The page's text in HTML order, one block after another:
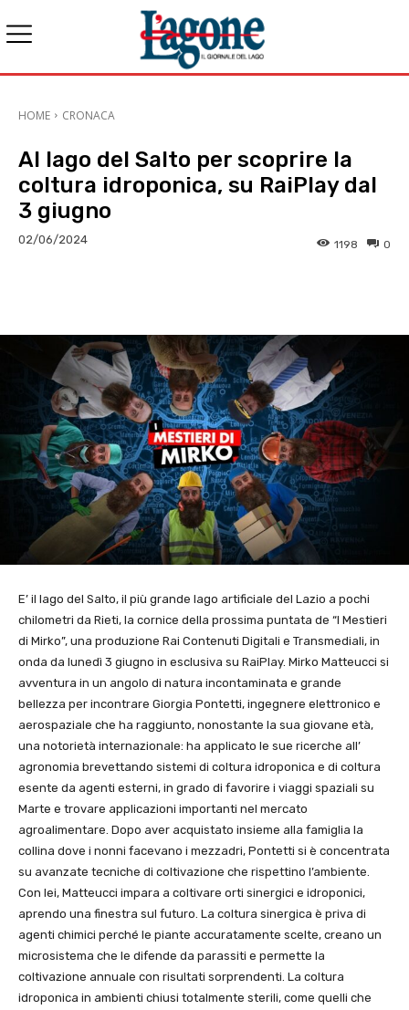
HOME CRONACA
Al lago del Salto per scoprire la
coltura idroponica, su RaiPlay dal
3 giugno
02/06/2024 0
1198
E’ il lago del Salto, il più grande lago artificiale del Lazio a pochi
chilometri da Rieti, la cornice della prossima puntata de “I Mestieri
di Mirko”, una produzione Rai Contenuti Digitali e Transmediali, in
onda da lunedì 3 giugno in esclusiva su RaiPlay. Mirko Matteucci si
avventura in un angolo di natura incontaminata e grande
bellezza per incontrare Giorgia Pontetti, ingegnere elettronico e
aerospaziale che ha raggiunto, nonostante la sua giovane età,
una notorietà internazionale: ha applicato le sue ricerche all’
agronomia brevettando sistemi di coltura idroponica e di coltura
esente da agenti esterni, in grado di favorire i viaggi spaziali su
Marte e trovare applicazioni importanti nel mercato
agroalimentare. Dopo aver acquistato insieme alla famiglia la
collina dove i nonni facevano i mezzadri, Pontetti si è concentrata
su avanzate tecniche di coltivazione che rispettino l’ambiente.
Con lei, Matteucci impara a coltivare orti sinergici e idroponici,
aprendo una finestra sul futuro. La coltura sinergica è priva di
agenti chimici perché le piante accuratamente scelte, creano un
microsistema che le difende da parassiti e permette la
coltivazione annuale con risultati sorprendenti. La coltura
idroponica in ambienti chiusi totalmente sterili, come quelli che